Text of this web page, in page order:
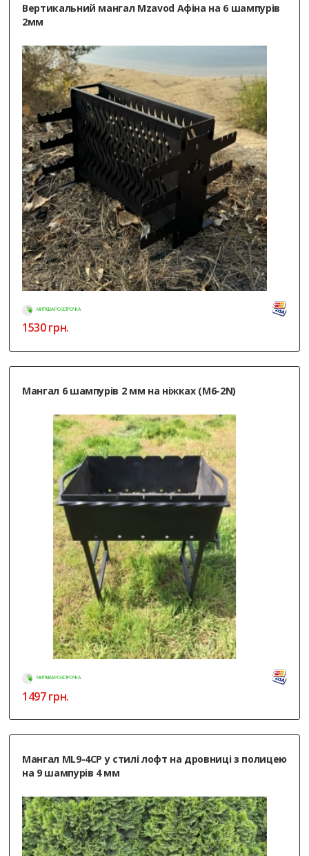
Вертикальний мангал Mzavod Афіна на 6 шампурів
2мм
МИТТЄВА РОЗСТРОЧКА
1530грн.
Мангал 6 шампурів 2 мм на ніжках (M6-2N)
МИТТЄВА РОЗСТРОЧКА
1497грн.
Мангал ML9-4CP у стилі лофт на дровниці з полицею
на 9 шампурів 4 мм